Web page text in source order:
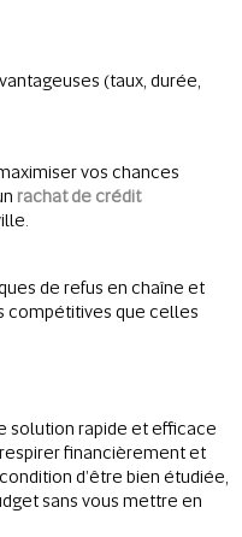
(taux, durée,
vos chances
rachat de crédit
de refus en chaîne et
compétitives que celles
solution rapide et efficace
financièrement et
d’être bien étudiée,
sans vous mettre en